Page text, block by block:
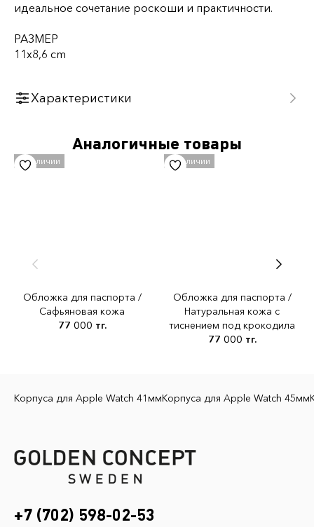
идеальное сочетание роскоши и практичности.
РАЗМЕР
11x8,6 cm
Характеристики
Golden Concept
Shopify tags
Аналогичные товары
Обложка для паспорта /
Сафьяновая кожа
77 000 тг.
Обложка для паспорта /
Натуральная кожа с
тиснением под крокодила
77 000 тг.
Корпуса для Apple Watch 41ммКорпуса для Apple Watch 45мм
+7 (702) 598-02-53